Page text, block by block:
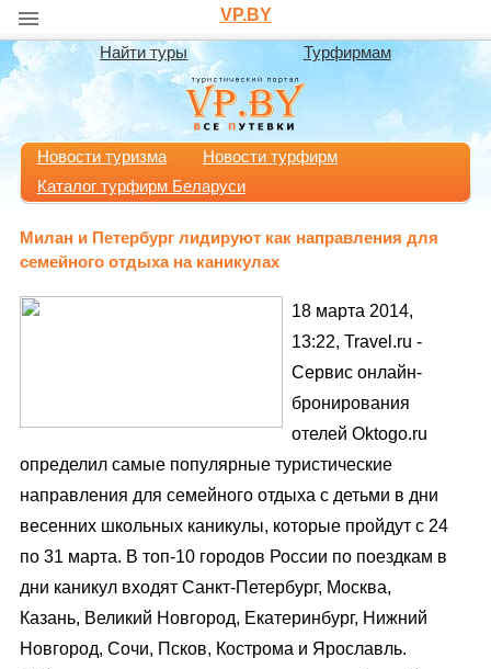
VP.BY
Найти туры Турфирмам
Новости туризма
Новости турфирм
Каталог турфирм Беларуси
Милан и Петербург лидируют как направления для
семейного отдыха на каникулах
18 марта 2014,
13:22, Travel.ru -
Cервис онлайн-
бронирования
отелей Oktogo.ru
определил самые популярные туристические
направления для семейного отдыха с детьми в дни
весенних школьных каникулы, которые пройдут с 24
по 31 марта. В топ-10 городов России по поездкам в
дни каникул входят Санкт-Петербург, Москва,
Казань, Великий Новгород, Екатеринбург, Нижний
Новгород, Сочи, Псков, Кострома и Ярославль.